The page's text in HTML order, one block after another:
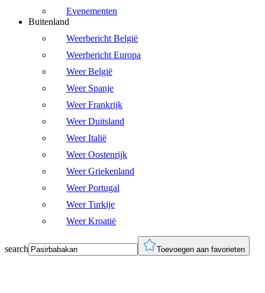
Evenementen
Buitenland
Weerbericht België
Weerbericht Europa
Weer België
Weer Spanje
Weer Frankrijk
Weer Duitsland
Weer Italië
Weer Oostenrijk
Weer Griekenland
Weer Portugal
Weer Turkije
Weer Kroatië
search Toevoegen aan favorieten